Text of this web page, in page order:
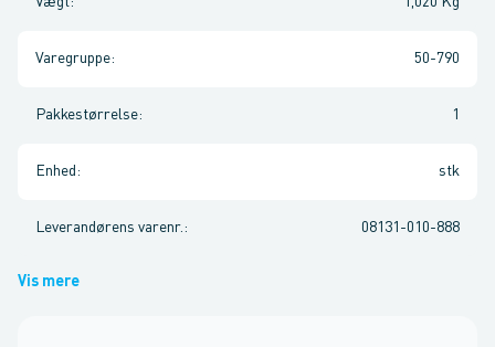
Varegruppe: 50-790
Pakkestørrelse: 1
Enhed : stk
Leverandørens varenr. : 08131-010-888
Vis mere